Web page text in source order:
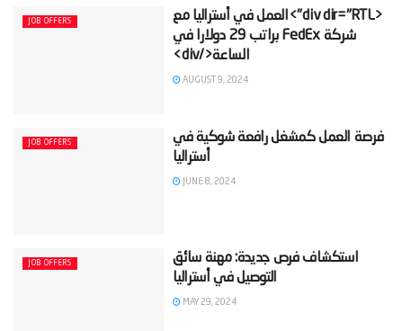
JOB OFFERS
‫<div dir="RTL">العمل في أستراليا مع
شركة FedEx براتب 29 دولارا في
AUGUST 9, 2024
JOB OFFERS
‫فرصة العمل كمشغل رافعة شوكية في
JUNE 8, 2024
JOB OFFERS
‫استكشاف فرص جديدة: مهنة سائق
MAY 29, 2024